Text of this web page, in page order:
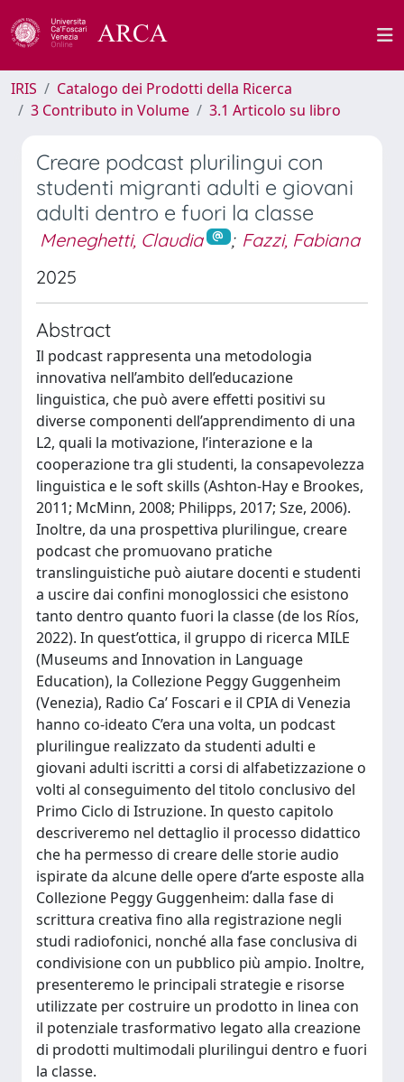
IRIS
Catalogo dei Prodotti della Ricerca
3 Contributo in Volume
3.1 Articolo su libro
Creare podcast plurilingui con
studenti migranti adulti e giovani
adulti dentro e fuori la classe
Meneghetti, Claudia ; Fazzi, Fabiana
2025
Abstract
Il podcast rappresenta una metodologia
innovativa nell’ambito dell’educazione
linguistica, che può avere effetti positivi su
diverse componenti dell’apprendimento di una
L2, quali la motivazione, l’interazione e la
cooperazione tra gli studenti, la consapevolezza
linguistica e le soft skills (Ashton-Hay e Brookes,
2011; McMinn, 2008; Philipps, 2017; Sze, 2006).
Inoltre, da una prospettiva plurilingue, creare
podcast che promuovano pratiche
translinguistiche può aiutare docenti e studenti
a uscire dai confini monoglossici che esistono
tanto dentro quanto fuori la classe (de los Ríos,
2022). In quest’ottica, il gruppo di ricerca MILE
(Museums and Innovation in Language
Education), la Collezione Peggy Guggenheim
(Venezia), Radio Ca’ Foscari e il CPIA di Venezia
hanno co-ideato C’era una volta, un podcast
plurilingue realizzato da studenti adulti e
giovani adulti iscritti a corsi di alfabetizzazione o
volti al conseguimento del titolo conclusivo del
Primo Ciclo di Istruzione. In questo capitolo
descriveremo nel dettaglio il processo didattico
che ha permesso di creare delle storie audio
ispirate da alcune delle opere d’arte esposte alla
Collezione Peggy Guggenheim: dalla fase di
scrittura creativa fino alla registrazione negli
studi radiofonici, nonché alla fase conclusiva di
condivisione con un pubblico più ampio. Inoltre,
presenteremo le principali strategie e risorse
utilizzate per costruire un prodotto in linea con
il potenziale trasformativo legato alla creazione
di prodotti multimodali plurilingui dentro e fuori
la classe.